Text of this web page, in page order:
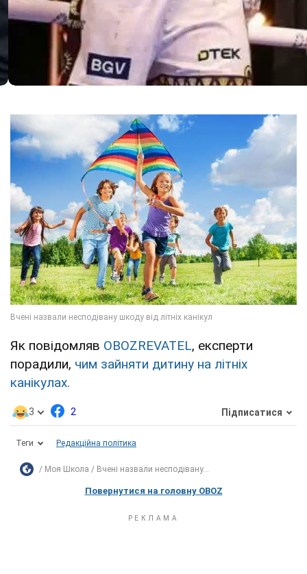
Як повідомляв OBOZREVATEL, експерти
порадили, чим зайняти дитину на літніх
канікулах.
3 2 Підписатися
Теги Редакційна політика
Моя Школа Вчені назвали несподівану...
Повернутися на головну OBOZ